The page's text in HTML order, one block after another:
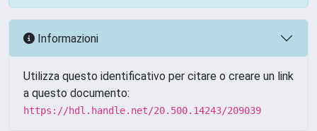
Informazioni
Utilizza questo identificativo per citare o creare un link
a questo documento:
https://hdl.handle.net/20.500.14243/209039